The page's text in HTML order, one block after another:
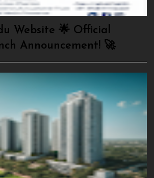
Website 🌟 Official
Announcement! 🚀